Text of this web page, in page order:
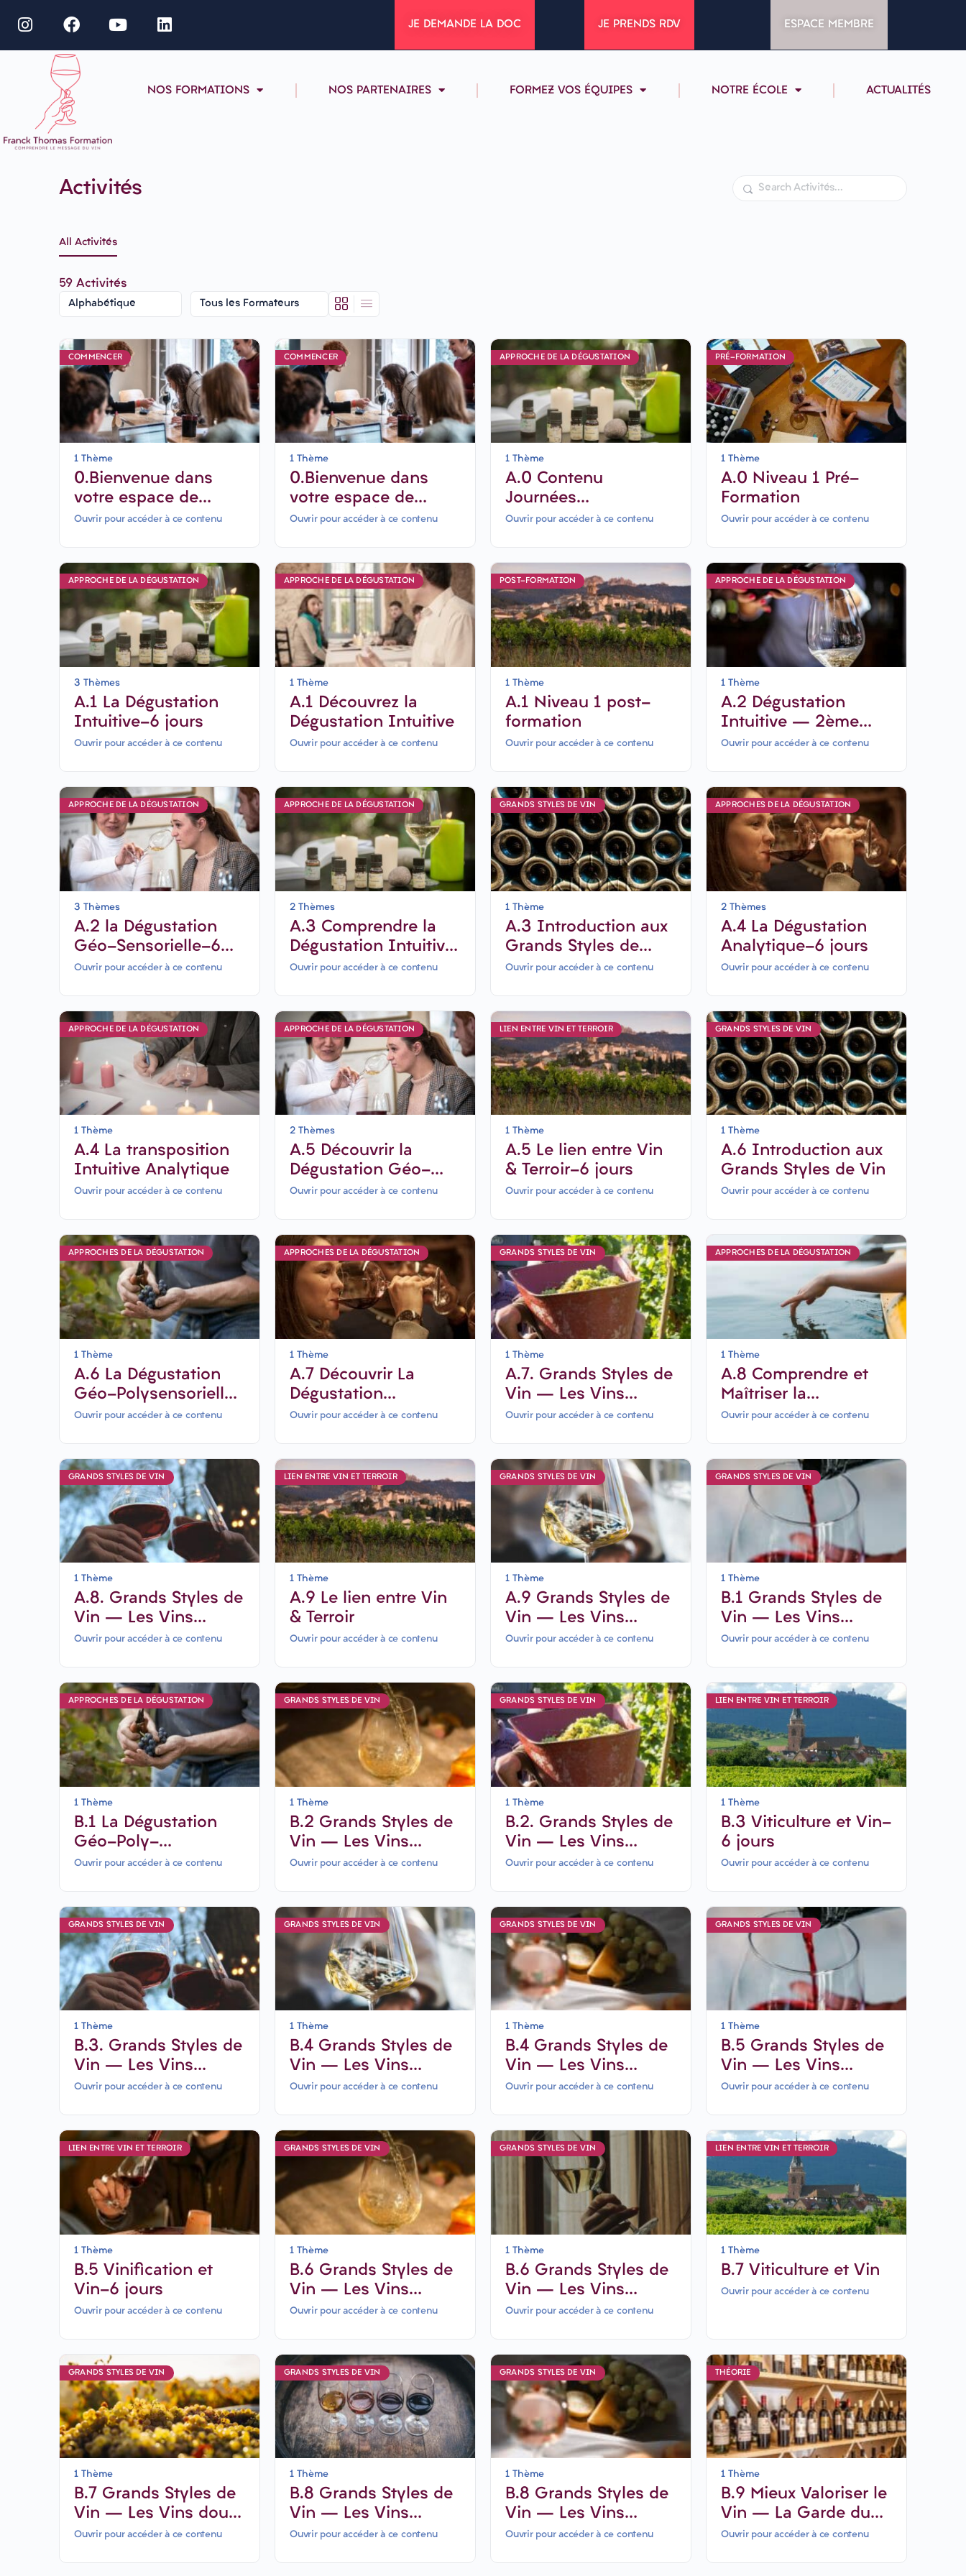
JE DEMANDE LA DOC JE PRENDS RDV ESPACE MEMBRE
NOS FORMATIONS NOS PARTENAIRES FORMEZ VOS ÉQUIPES NOTRE ÉCOLE ACTUALITÉS
Activités Rechercher
All Activités
59 Activités
COMMENCER
1 Thème
0.Bienvenue dans
votre espace de
formation
Ouvrir pour accéder à ce contenu
COMMENCER
1 Thème
0.Bienvenue dans
votre espace de
formation (Formation
Ouvrir pour accéder à ce contenu
APPROCHE DE LA DÉGUSTATION
1 Thème
A.0 Contenu
Journées
Présentielles-6 jours
Ouvrir pour accéder à ce contenu
PRÉ-FORMATION
1 Thème
A.0 Niveau 1 Pré-
Formation
Ouvrir pour accéder à ce contenu
APPROCHE DE LA DÉGUSTATION
3 Thèmes
A.1 La Dégustation
Intuitive-6 jours
Ouvrir pour accéder à ce contenu
APPROCHE DE LA DÉGUSTATION
1 Thème
A.1 Découvrez la
Dégustation Intuitive
Ouvrir pour accéder à ce contenu
POST-FORMATION
1 Thème
A.1 Niveau 1 post-
formation
Ouvrir pour accéder à ce contenu
APPROCHE DE LA DÉGUSTATION
1 Thème
A.2 Dégustation
Intuitive – 2ème
Partie
Ouvrir pour accéder à ce contenu
APPROCHE DE LA DÉGUSTATION
3 Thèmes
A.2 la Dégustation
Géo-Sensorielle-6
jours
Ouvrir pour accéder à ce contenu
APPROCHE DE LA DÉGUSTATION
2 Thèmes
A.3 Comprendre la
Dégustation Intuitive
et la maîtriser
Ouvrir pour accéder à ce contenu
GRANDS STYLES DE VIN
1 Thème
A.3 Introduction aux
Grands Styles de
Vin-6 jours
Ouvrir pour accéder à ce contenu
APPROCHES DE LA DÉGUSTATION
2 Thèmes
A.4 La Dégustation
Analytique-6 jours
Ouvrir pour accéder à ce contenu
APPROCHE DE LA DÉGUSTATION
1 Thème
A.4 La transposition
Intuitive Analytique
Ouvrir pour accéder à ce contenu
APPROCHE DE LA DÉGUSTATION
2 Thèmes
A.5 Découvrir la
Dégustation Géo-
Sensorielle
Ouvrir pour accéder à ce contenu
LIEN ENTRE VIN ET TERROIR
1 Thème
A.5 Le lien entre Vin
& Terroir-6 jours
Ouvrir pour accéder à ce contenu
GRANDS STYLES DE VIN
1 Thème
A.6 Introduction aux
Grands Styles de Vin
Ouvrir pour accéder à ce contenu
APPROCHES DE LA DÉGUSTATION
1 Thème
A.6 La Dégustation
Géo-Polysensorielle-
6 jours
Ouvrir pour accéder à ce contenu
APPROCHES DE LA DÉGUSTATION
1 Thème
A.7 Découvrir La
Dégustation
Analytique
Ouvrir pour accéder à ce contenu
GRANDS STYLES DE VIN
1 Thème
A.7. Grands Styles de
Vin – Les Vins
Blancs secs & légers-
Ouvrir pour accéder à ce contenu
APPROCHES DE LA DÉGUSTATION
1 Thème
A.8 Comprendre et
Maîtriser la
Dégustation Géo-
Ouvrir pour accéder à ce contenu
GRANDS STYLES DE VIN
1 Thème
A.8. Grands Styles de
Vin – Les Vins
rouges légers-6 jours
Ouvrir pour accéder à ce contenu
LIEN ENTRE VIN ET TERROIR
1 Thème
A.9 Le lien entre Vin
& Terroir
Ouvrir pour accéder à ce contenu
GRANDS STYLES DE VIN
1 Thème
A.9 Grands Styles de
Vin – Les Vins
Blancs secs &
Ouvrir pour accéder à ce contenu
GRANDS STYLES DE VIN
1 Thème
B.1 Grands Styles de
Vin – Les Vins
Rouges puissants-6
Ouvrir pour accéder à ce contenu
APPROCHES DE LA DÉGUSTATION
1 Thème
B.1 La Dégustation
Géo-Poly-
Sensorielle: Première
Ouvrir pour accéder à ce contenu
GRANDS STYLES DE VIN
1 Thème
B.2 Grands Styles de
Vin – Les Vins
Blancs secs &
Ouvrir pour accéder à ce contenu
GRANDS STYLES DE VIN
1 Thème
B.2. Grands Styles de
Vin – Les Vins
Blancs secs & légers
Ouvrir pour accéder à ce contenu
LIEN ENTRE VIN ET TERROIR
1 Thème
B.3 Viticulture et Vin-
6 jours
Ouvrir pour accéder à ce contenu
GRANDS STYLES DE VIN
1 Thème
B.3. Grands Styles de
Vin – Les Vins
rouges légers
Ouvrir pour accéder à ce contenu
GRANDS STYLES DE VIN
1 Thème
B.4 Grands Styles de
Vin – Les Vins
Blancs secs &
Ouvrir pour accéder à ce contenu
GRANDS STYLES DE VIN
1 Thème
B.4 Grands Styles de
Vin – Les Vins
Rosés-6 jours
Ouvrir pour accéder à ce contenu
GRANDS STYLES DE VIN
1 Thème
B.5 Grands Styles de
Vin – Les Vins
Rouges puissants
Ouvrir pour accéder à ce contenu
LIEN ENTRE VIN ET TERROIR
1 Thème
B.5 Vinification et
Vin-6 jours
Ouvrir pour accéder à ce contenu
GRANDS STYLES DE VIN
1 Thème
B.6 Grands Styles de
Vin – Les Vins
Blancs secs &
Ouvrir pour accéder à ce contenu
GRANDS STYLES DE VIN
1 Thème
B.6 Grands Styles de
Vin – Les Vins
Blancs secs &
Ouvrir pour accéder à ce contenu
LIEN ENTRE VIN ET TERROIR
1 Thème
B.7 Viticulture et Vin
Ouvrir pour accéder à ce contenu
GRANDS STYLES DE VIN
1 Thème
B.7 Grands Styles de
Vin – Les Vins doux,
moelleux &
Ouvrir pour accéder à ce contenu
GRANDS STYLES DE VIN
1 Thème
B.8 Grands Styles de
Vin – Les Vins
mutés-6 jours
Ouvrir pour accéder à ce contenu
GRANDS STYLES DE VIN
1 Thème
B.8 Grands Styles de
Vin – Les Vins
Rosés
Ouvrir pour accéder à ce contenu
THÉORIE
1 Thème
B.9 Mieux Valoriser le
Vin – La Garde du
Vin-6 jours
Ouvrir pour accéder à ce contenu